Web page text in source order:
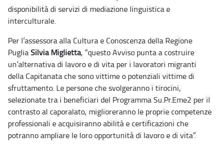
disponibilità di servizi di mediazione linguistica e
interculturale.
Per l’assessora alla Cultura e Conoscenza della Regione
PugliaSilvia Miglietta, “questo Avviso punta a costruire
un’alternativa di lavoro e di vita per i lavoratori migranti
della Capitanata che sono vittime o potenziali vittime di
sfruttamento. Le persone che svolgeranno i tirocini,
selezionate tra i beneficiari del Programma Su.Pr.Eme2 per il
contrasto al caporalato, miglioreranno le proprie competenze
professionali e acquisiranno abilità e certificazioni che
potranno ampliare le loro opportunità di lavoro e di vita”.